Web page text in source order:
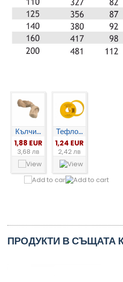
Кълчи...
1,88 EUR
3,68 лв
Тефло...
1,24 EUR
2,42 лв
ПРОДУКТИ В СЪЩАТА